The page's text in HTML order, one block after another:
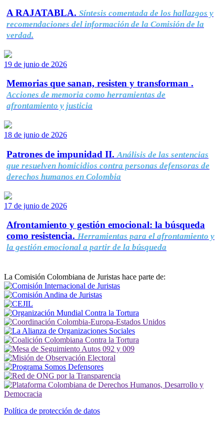
A RAJATABLA. Síntesis comentada de los hallazgos y
recomendaciones del información de la Comisión de la
verdad.
19 de junio de 2026
Memorias que sanan, resisten y transforman .
Acciones de memoria como herramientas de
afrontamiento y justicia
18 de junio de 2026
Patrones de impunidad II. Análisis de las sentencias
que resuelven homicidios contra personas defensoras de
derechos humanos en Colombia
17 de junio de 2026
Afrontamiento y gestión emocional: la búsqueda
como resistencia. Herramientas para el afrontamiento y
la gestión emocional a partir de la búsqueda
La Comisión Colombiana de Juristas hace parte de:
Política de protección de datos